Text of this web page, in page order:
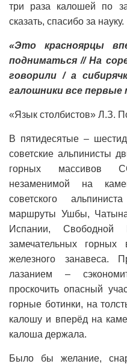
три раза калошей по
сказать, спасибо за науку.
«Это красноярцы
подниматься // На
говорили / а
галошники все первые
«Язык столбистов» Л.З.
В пятидесятые –
советские альпинисты
горных массивов
незаменимой на
советского
маршруты Ушбы,
Испании, Свободной
замечательных
железного занавеса.
лазанием –
проскочить опасный
горные ботинки, на
калошу и вперёд на
калоша держала.
Было бы желание,